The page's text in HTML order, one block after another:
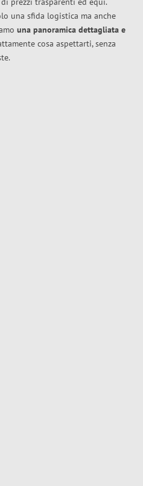
una sfida logistica ma anche
una panoramica dettagliata e
cosa aspettarti, senza